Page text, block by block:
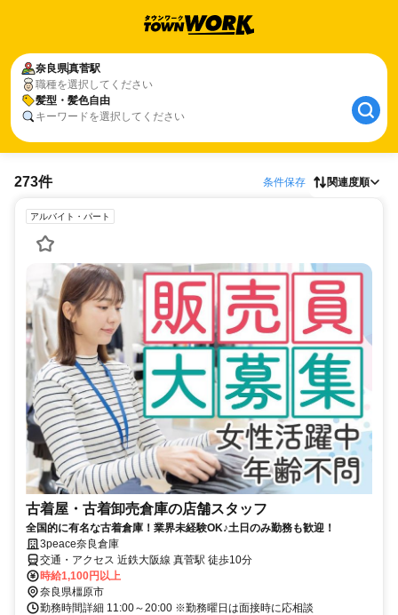
奈良県真菅駅
職種を選択してください
髪型・髪色自由
キーワードを選択してください
273件 条件保存 関連度順
アルバイト・パート
古着屋・古着卸売倉庫の店舗スタッフ
全国的に有名な古着倉庫！業界未経験OK♪土日のみ勤務も歓迎！
3peace奈良倉庫
交通・アクセス 近鉄大阪線 真菅駅 徒歩10分
時給1,100円以上
奈良県橿原市
勤務時間詳細 11:00～20:00 ※勤務曜日は面接時に応相談